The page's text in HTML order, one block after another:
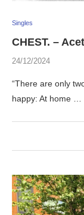
Singles
CHEST. –
24/12/2024
“There are only
happy: At home …